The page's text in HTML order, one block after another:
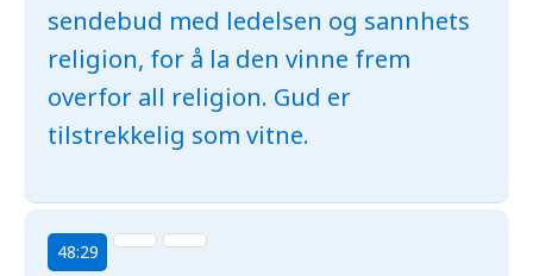
sendebud med ledelsen og sannhets
religion, for å la den vinne frem
overfor all religion. Gud er
tilstrekkelig som vitne.
48:29